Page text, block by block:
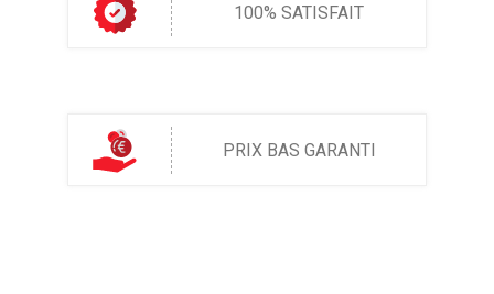
100% SATISFAIT
PRIX BAS GARANTI